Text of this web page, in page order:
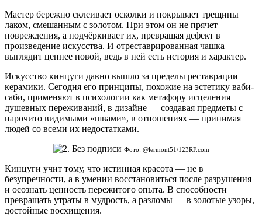
Мастер бережно склеивает осколки и покрывает трещины
лаком, смешанным с золотом. При этом он не прячет
повреждения, а подчёркивает их, превращая дефект в
произведение искусства. И отреставрированная чашка
выглядит ценнее новой, ведь в ней есть история и характер.
Искусство кинцуги давно вышло за пределы реставрации
керамики. Сегодня его принципы, похожие на эстетику ваби-
саби, применяют в психологии как метафору исцеления
душевных переживаний, в дизайне — создавая предметы с
нарочито видимыми «швами», в отношениях — принимая
людей со всеми их недостатками.
Фото: @lermont51/123RF.com
Кинцуги учит тому, что истинная красота — не в
безупречности, а в умении восстановиться после разрушения
и осознать ценность пережитого опыта. В способности
превращать утраты в мудрость, а разломы — в золотые узоры,
достойные восхищения.